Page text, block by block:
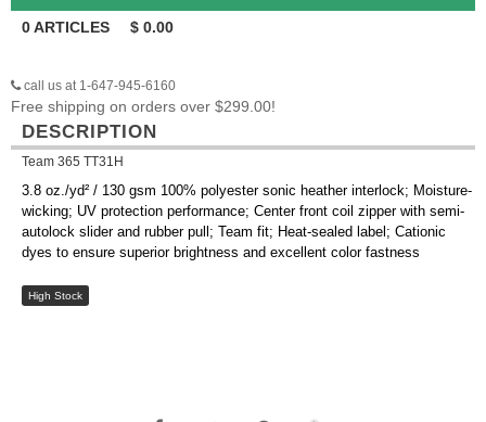
0ARTICLES $ 0.00
call us at 1-647-945-6160
Free shipping on orders over $299.00!
DESCRIPTION
Team 365 TT31H
3.8 oz./yd² / 130 gsm 100% polyester sonic heather interlock; Moisture-
wicking; UV protection performance; Center front coil zipper with semi-
autolock slider and rubber pull; Team fit; Heat-sealed label; Cationic
dyes to ensure superior brightness and excellent color fastness
High Stock